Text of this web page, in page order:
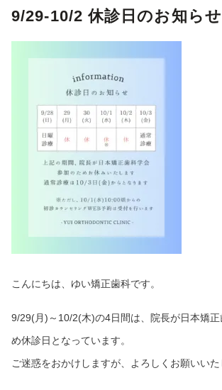
9/29-10/2 休診日のお知らせ
こんにちは、ゆい矯正歯科です。
9/29(月)～10/2(木)の4日間は、院長が日本矯正
め休診日となっています。
ご迷惑をおかけしますが、よろしくお願いいた